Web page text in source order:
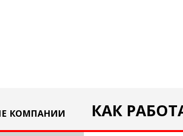
КОМПАНИИ КАК